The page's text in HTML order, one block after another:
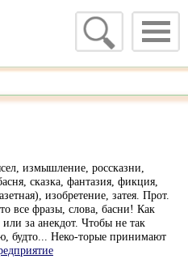
измышление, россказни,
сказка, фантазия, фикция,
изобретение, затея. Прот.
все фразы, слова, басни! Как
за анекдот. Чтобы не так
будто... Неко-торые принимают